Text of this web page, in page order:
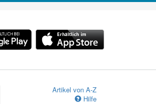
Artikel von A-Z
Hilfe